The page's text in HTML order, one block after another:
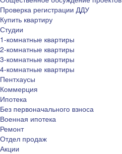
Проверка регистрации ДДУ
Купить квартиру
Студии
1-комнатные квартиры
2-комнатные квартиры
3-комнатные квартиры
4-комнатные квартиры
Пентхаусы
Коммерция
Ипотека
Без первоначального взноса
Военная ипотека
Ремонт
Отдел продаж
Акции